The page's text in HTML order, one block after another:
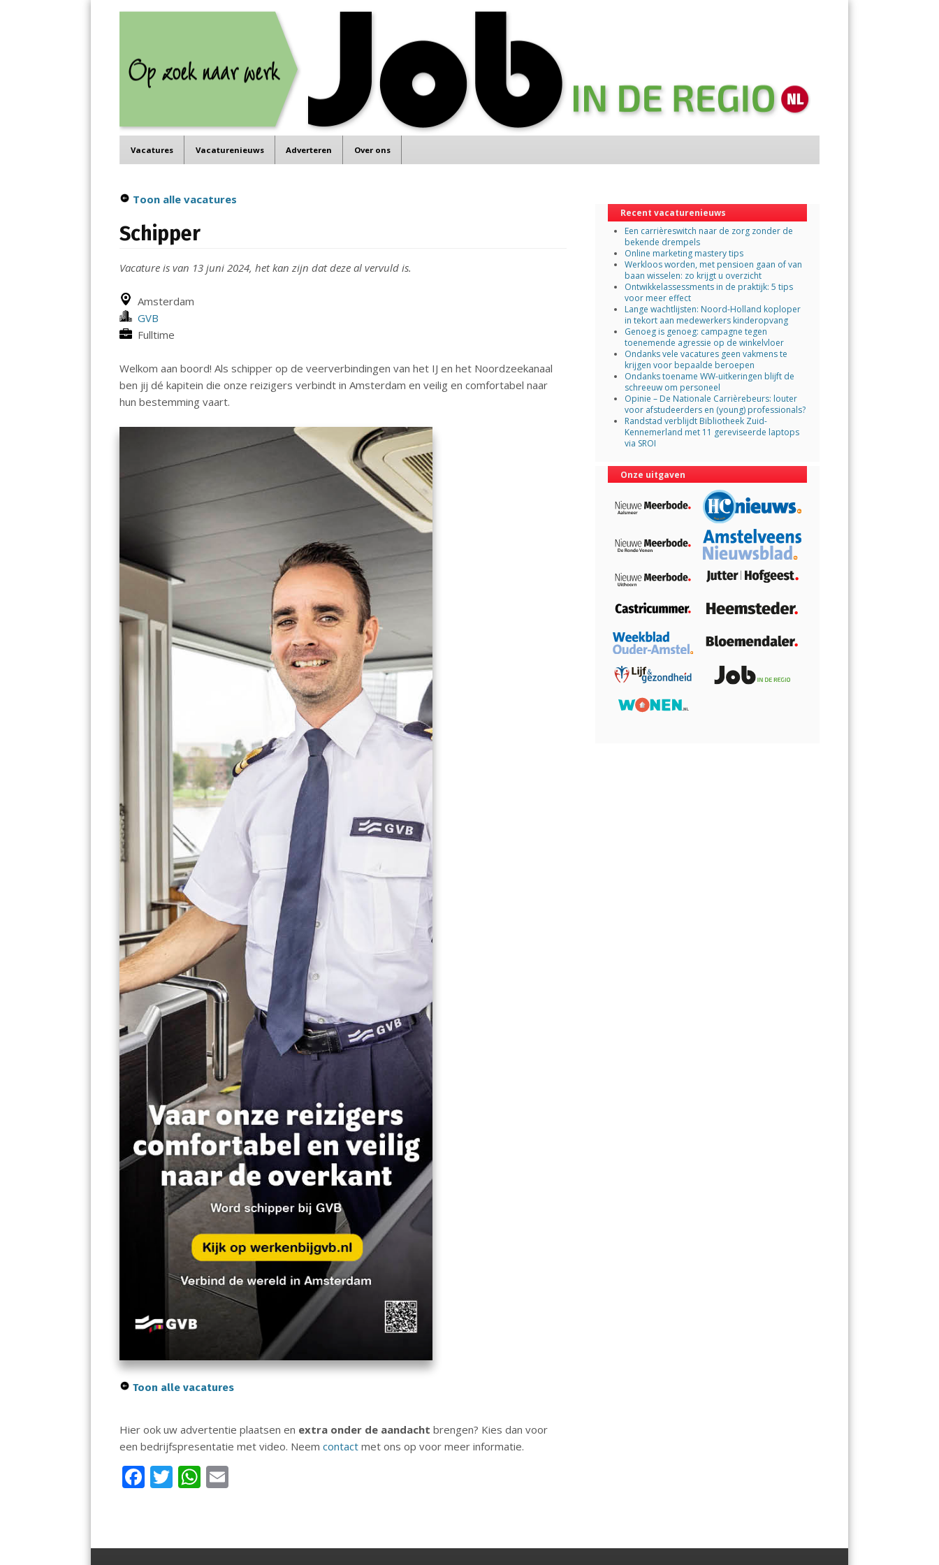
Menu
Vacatures Vacaturenieuws Adverteren Over ons
Toon alle vacatures
Schipper
Vacature is van 13 juni 2024, het kan zijn dat deze al vervuld is.
Amsterdam
GVB
Fulltime
Welkom aan boord! Als schipper op de veerverbindingen van het IJ en het Noordzeekanaal
ben jij dé kapitein die onze reizigers verbindt in Amsterdam en veilig en comfortabel naar
hun bestemming vaart.
Toon alle vacatures
Hier ook uw advertentie plaatsen en extra onder de aandacht brengen? Kies dan voor
een bedrijfspresentatie met video. Neemcontact met ons op voor meer informatie.
F
b
T
er
W
s l
Recent vacaturenieuws
Een carrièreswitch naar de zorg zonder de
bekende drempels
Online marketing mastery tips
Werkloos worden, met pensioen gaan of van
baan wisselen: zo krijgt u overzicht
Ontwikkelassessments in de praktijk: 5 tips
voor meer effect
Lange wachtlijsten: Noord-Holland koploper
in tekort aan medewerkers kinderopvang
Genoeg is genoeg: campagne tegen
toenemende agressie op de winkelvloer
Ondanks vele vacatures geen vakmens te
krijgen voor bepaalde beroepen
Ondanks toename WW-uitkeringen blijft de
schreeuw om personeel
Opinie – De Nationale Carrièrebeurs: louter
voor afstudeerders en (young) professionals?
Randstad verblijdt Bibliotheek Zuid-
Kennemerland met 11 gereviseerde laptops
via SROI
Onze uitgaven